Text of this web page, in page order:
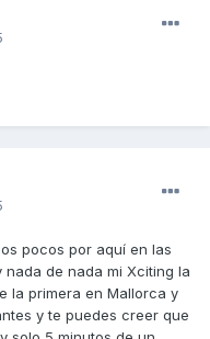
pocos por aquí en las
de nada mi Xciting la
la primera en Mallorca y
y te puedes creer que